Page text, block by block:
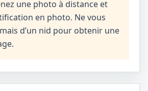
une photo à distance et
en photo. Ne vous
d’un nid pour obtenir une